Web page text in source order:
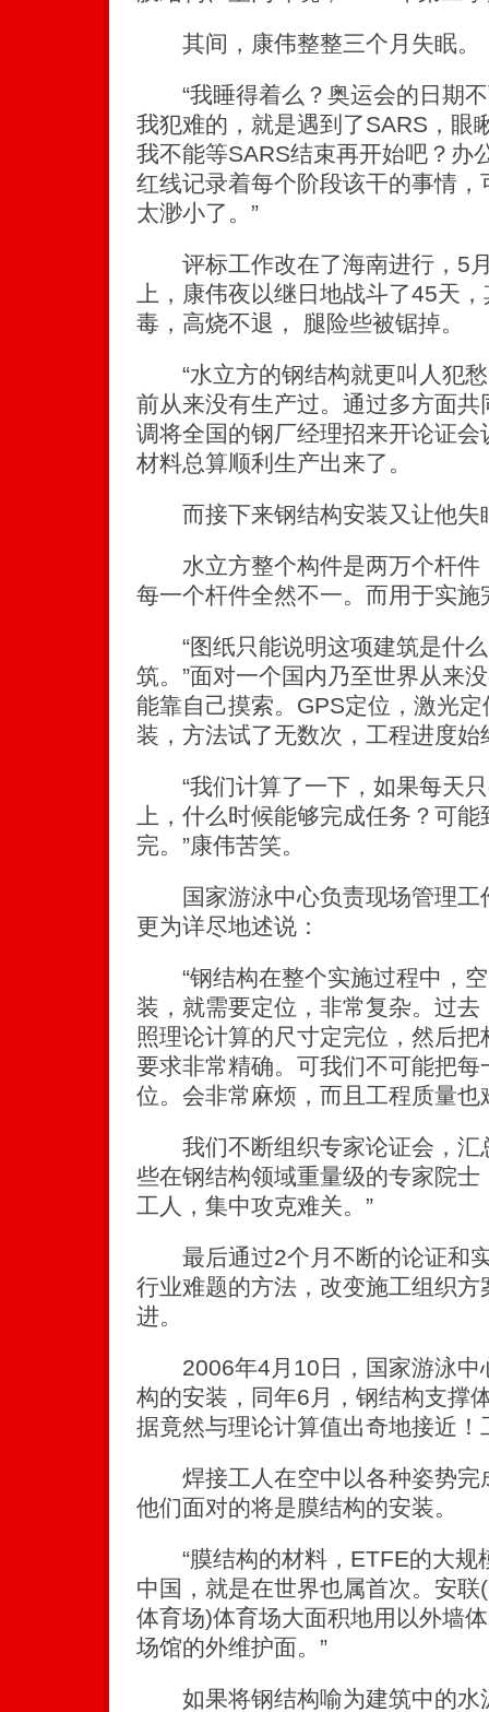
其间，康伟整整三个月失眠。
“我睡得着么？奥运会的日期不
我犯难的，就是遇到了SARS，眼
我不能等SARS结束再开始吧？办
红线记录着每个阶段该干的事情
太渺小了。”
评标工作改在了海南进行，5
上，康伟夜以继日地战斗了45天
毒，高烧不退， 腿险些被锯掉。
“水立方的钢结构就更叫人犯愁
前从来没有生产过。通过多方面
调将全国的钢厂经理招来开论证会
材料总算顺利生产出来了。
而接下来钢结构安装又让他失
水立方整个构件是两万个杆件
每一个杆件全然不一。而用于实
“图纸只能说明这项建筑是什么
筑。”面对一个国内乃至世界从来
能靠自己摸索。GPS定位，激光
装，方法试了无数次，工程进度始
“我们计算了一下，如果每天只
上，什么时候能够完成任务？可
完。”康伟苦笑。
国家游泳中心负责现场管理工
更为详尽地述说：
“钢结构在整个实施过程中，空
装，就需要定位，非常复杂。过
照理论计算的尺寸定完位，然后
要求非常精确。可我们不可能把
位。会非常麻烦，而且工程质量也
我们不断组织专家论证会，汇
些在钢结构领域重量级的专家院
工人，集中攻克难关。”
最后通过2个月不断的论证和实
行业难题的方法，改变施工组织
进。
2006年4月10日，国家游泳中
构的安装，同年6月，钢结构支撑
据竟然与理论计算值出奇地接近
焊接工人在空中以各种姿势完
他们面对的将是膜结构的安装。
“膜结构的材料，ETFE的大规
中国，就是在世界也属首次。安
体育场)体育场大面积地用以外墙
场馆的外维护面。”
如果将钢结构喻为建筑中的水